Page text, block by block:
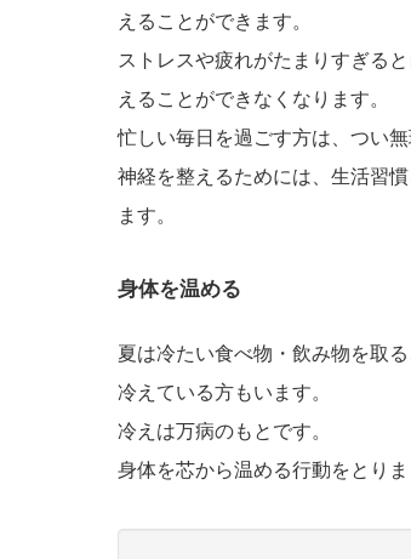
えることができます。
ストレスや疲れがたまりすぎる
えることができなくなります。
忙しい毎日を過ごす方は、つい
神経を整えるためには、生活習
ます。
身体を温める
夏は冷たい食べ物・飲み物を取
冷えている方もいます。
冷えは万病のもとです。
身体を芯から温める行動をとりま